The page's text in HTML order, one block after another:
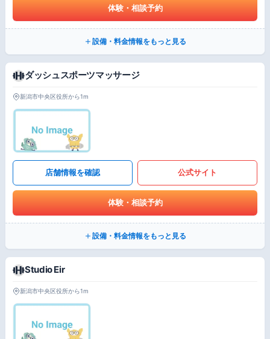
体験・相談予約
設備・料金情報をもっと見る
ダッシュスポーツマッサージ
新潟市中央区役所から1m
店舗情報を確認 公式サイト
体験・相談予約
設備・料金情報をもっと見る
Studio Eir
新潟市中央区役所から1m